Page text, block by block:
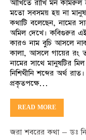
আঁখিতে রাখি মন কামরুল
মতো সবসময় হয় না
কথাটি বলেছেন, নামের
অমিল দেখে। কবিগুরুর এই
কারও নাম বুচি আসলে
কালা, আসলে গায়ের রং
নামের সাথে মানুষটির
নিশিথীনি শব্দের অর্থ
প্রকৃতপক্ষে…
READ MORE
জরা শবরের কথা – ডঃ